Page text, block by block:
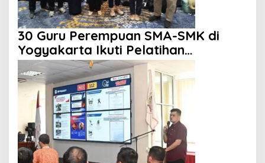
30 Guru Perempuan SMA-SMK di
Yogyakarta Ikuti Pelatihan
Kepemimpinan